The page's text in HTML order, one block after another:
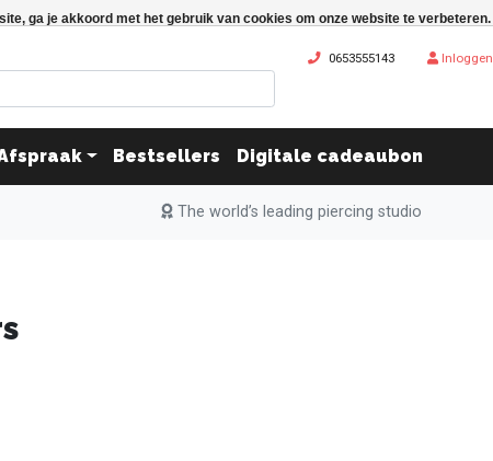
ga je akkoord met het gebruik van cookies om onze website te verbeteren.
0653555143 Inloggen
Bestsellers Digitale cadeaubon
The world’s leading piercing studio